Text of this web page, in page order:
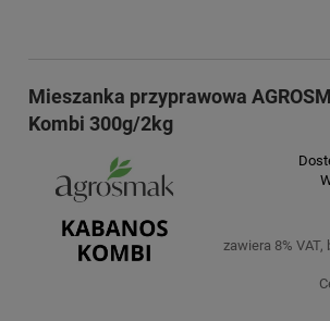
Mieszanka przyprawowa
Kombi 300g/2kg
zawiera 8%